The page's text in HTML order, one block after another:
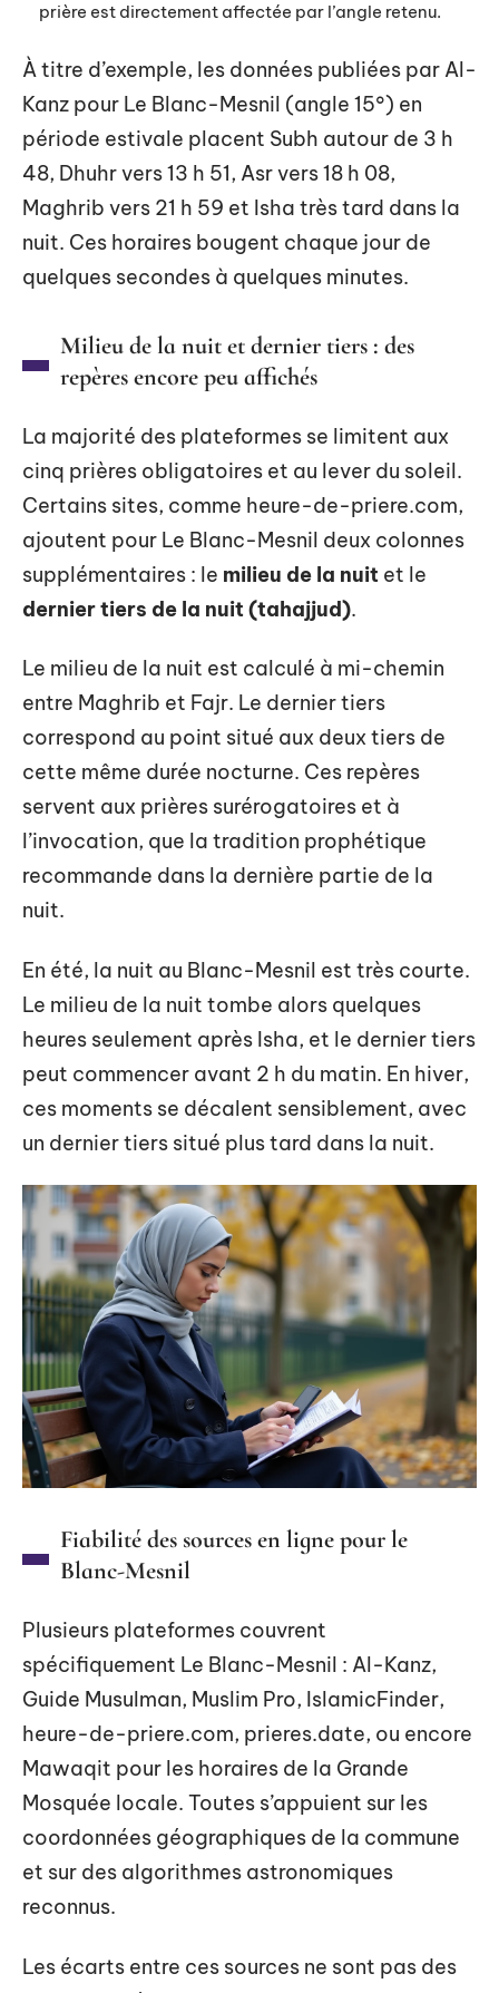
prière est directement affectée par l’angle retenu.
À titre d’exemple, les données publiées par Al-
Kanz pour Le Blanc-Mesnil (angle 15°) en
période estivale placent Subh autour de 3 h
48, Dhuhr vers 13 h 51, Asr vers 18 h 08,
Maghrib vers 21 h 59 et Isha très tard dans la
nuit. Ces horaires bougent chaque jour de
quelques secondes à quelques minutes.
Milieu de la nuit et dernier tiers : des
repères encore peu affichés
La majorité des plateformes se limitent aux
cinq prières obligatoires et au lever du soleil.
Certains sites, comme heure-de-priere.com,
ajoutent pour Le Blanc-Mesnil deux colonnes
supplémentaires : le milieu de la nuit et le
dernier tiers de la nuit (tahajjud).
Le milieu de la nuit est calculé à mi-chemin
entre Maghrib et Fajr. Le dernier tiers
correspond au point situé aux deux tiers de
cette même durée nocturne. Ces repères
servent aux prières surérogatoires et à
l’invocation, que la tradition prophétique
recommande dans la dernière partie de la
nuit.
En été, la nuit au Blanc-Mesnil est très courte.
Le milieu de la nuit tombe alors quelques
heures seulement après Isha, et le dernier tiers
peut commencer avant 2 h du matin. En hiver,
ces moments se décalent sensiblement, avec
un dernier tiers situé plus tard dans la nuit.
Fiabilité des sources en ligne pour le
Blanc-Mesnil
Plusieurs plateformes couvrent
spécifiquement Le Blanc-Mesnil : Al-Kanz,
Guide Musulman, Muslim Pro, IslamicFinder,
heure-de-priere.com, prieres.date, ou encore
Mawaqit pour les horaires de la Grande
Mosquée locale. Toutes s’appuient sur les
coordonnées géographiques de la commune
et sur des algorithmes astronomiques
reconnus.
Les écarts entre ces sources ne sont pas des